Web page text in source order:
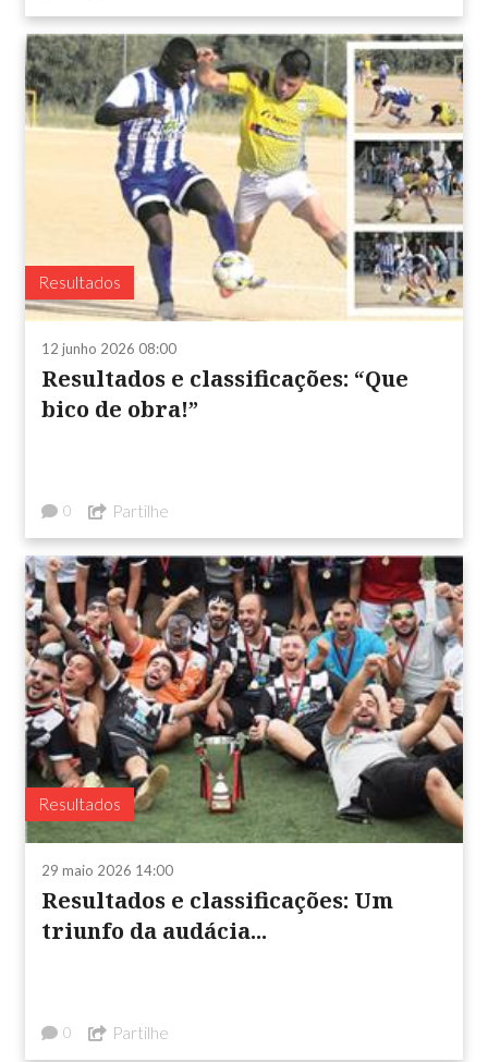
Resultados
12 junho 2026 08:00
Resultados e classificações: “Que
bico de obra!”
0 Partilhe
Resultados
29 maio 2026 14:00
Resultados e classificações: Um
triunfo da audácia...
0 Partilhe